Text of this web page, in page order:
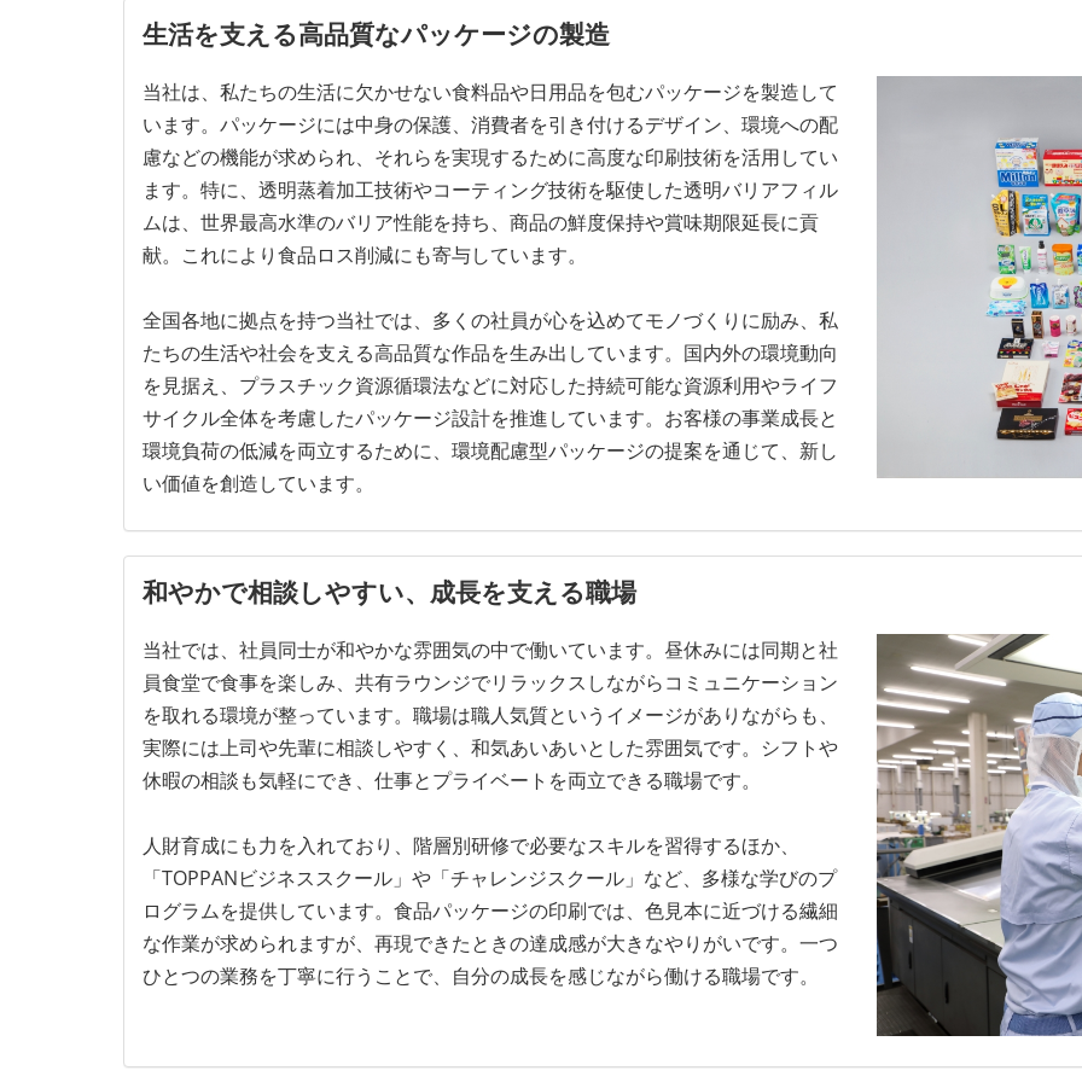
生活を支える高品質なパッケージの製造
当社は、私たちの生活に欠かせない食料品や日用品を包むパッケージを製造して
います。パッケージには中身の保護、消費者を引き付けるデザイン、環境への配
慮などの機能が求められ、それらを実現するために高度な印刷技術を活用してい
ます。特に、透明蒸着加工技術やコーティング技術を駆使した透明バリアフィル
ムは、世界最高水準のバリア性能を持ち、商品の鮮度保持や賞味期限延長に貢
献。これにより食品ロス削減にも寄与しています。
全国各地に拠点を持つ当社では、多くの社員が心を込めてモノづくりに励み、私
たちの生活や社会を支える高品質な作品を生み出しています。国内外の環境動向
を見据え、プラスチック資源循環法などに対応した持続可能な資源利用やライフ
サイクル全体を考慮したパッケージ設計を推進しています。お客様の事業成長と
環境負荷の低減を両立するために、環境配慮型パッケージの提案を通じて、新し
い価値を創造しています。
和やかで相談しやすい、成長を支える職場
当社では、社員同士が和やかな雰囲気の中で働いています。昼休みには同期と社
員食堂で食事を楽しみ、共有ラウンジでリラックスしながらコミュニケーション
を取れる環境が整っています。職場は職人気質というイメージがありながらも、
実際には上司や先輩に相談しやすく、和気あいあいとした雰囲気です。シフトや
休暇の相談も気軽にでき、仕事とプライベートを両立できる職場です。
人財育成にも力を入れており、階層別研修で必要なスキルを習得するほか、
「TOPPANビジネススクール」や「チャレンジスクール」など、多様な学びのプ
ログラムを提供しています。食品パッケージの印刷では、色見本に近づける繊細
な作業が求められますが、再現できたときの達成感が大きなやりがいです。一つ
ひとつの業務を丁寧に行うことで、自分の成長を感じながら働ける職場です。